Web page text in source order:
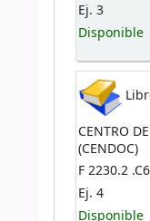
Ej. 3
Disponible
CENTRO
(CENDOC)
F 2230.2
Ej. 4
Disponible